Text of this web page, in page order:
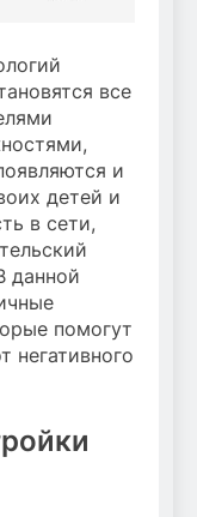
все
и
детей и
в сети,
данной
помогут
негативного